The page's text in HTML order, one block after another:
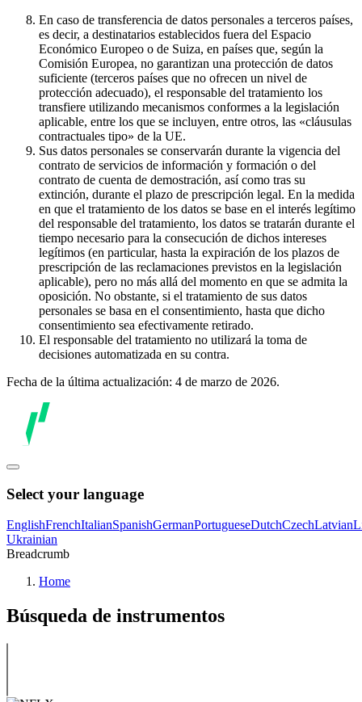
En caso de transferencia de datos personales a terceros países,
es decir, a destinatarios establecidos fuera del Espacio
Económico Europeo o de Suiza, en países que, según la
Comisión Europea, no garantizan una protección de datos
suficiente (terceros países que no ofrecen un nivel de
protección adecuado), el responsable del tratamiento los
transfiere utilizando mecanismos conformes a la legislación
aplicable, entre los que se incluyen, entre otros, las «cláusulas
contractuales tipo» de la UE.
Sus datos personales se conservarán durante la vigencia del
contrato de servicios de información y formación o del
contrato de cuenta de demostración, así como tras su
extinción, durante el plazo de prescripción legal. En la medida
en que el tratamiento de los datos se base en el interés legítimo
del responsable del tratamiento, los datos se tratarán durante el
tiempo necesario para la consecución de dichos intereses
legítimos (en particular, hasta la expiración de los plazos de
prescripción de las reclamaciones previstos en la legislación
aplicable), pero no más allá del momento en que se admita la
oposición. No obstante, si el tratamiento de sus datos
personales se basa en el consentimiento, hasta que dicho
consentimiento sea efectivamente retirado.
El responsable del tratamiento no utilizará la toma de
decisiones automatizada en su contra.
Fecha de la última actualización: 4 de marzo de 2026.
Select your language
EnglishFrenchItalianSpanishGermanPortugueseDutchCzechLatvian
Ukrainian
Breadcrumb
Home
Búsqueda de instrumentos